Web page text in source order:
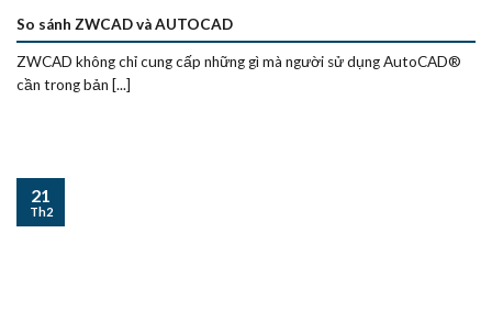
So sánh ZWCAD và AUTOCAD
ZWCAD không chỉ cung cấp những gì mà người sử dụng AutoCAD®
cần trong bản [...]
21
Th2